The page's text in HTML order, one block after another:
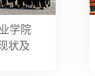
学院
状及